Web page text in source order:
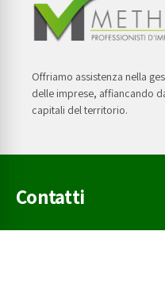
Offriamo assistenza nella
delle imprese, affiancando
capitali del territorio.
Contatti